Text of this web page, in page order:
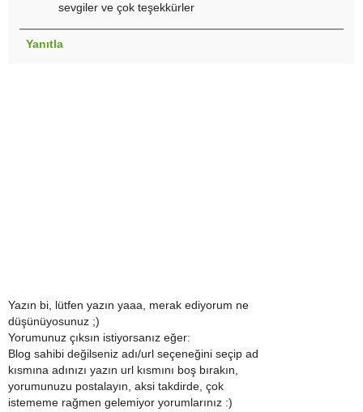
sevgiler ve çok teşekkürler
Yanıtla
Yazın bi, lütfen yazın yaaa, merak ediyorum ne
düşünüyosunuz ;)
Yorumunuz çıksın istiyorsanız eğer:
Blog sahibi değilseniz adı/url seçeneğini seçip ad
kısmına adınızı yazın url kısmını boş bırakın,
yorumunuzu postalayın, aksi takdirde, çok
istememe rağmen gelemiyor yorumlarınız :)